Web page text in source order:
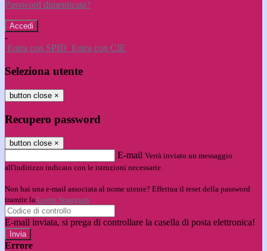
Password dimenticata?
-
Entra con SPID Entra con CIE
Seleziona utente
button close ×
Recupero password
button close ×
E-mail Verrà inviato un messaggio
all'indirizzo indicato con le istruzioni necessarie.
Non hai una e-mail associata al nome utente? Effettua il reset della password
tramite la Login Spaggiari
E-mail inviata, si prega di controllare la casella di posta elettronica!
Errore